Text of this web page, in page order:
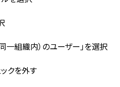
同一組織内）のユーザー」を選択
クを外す